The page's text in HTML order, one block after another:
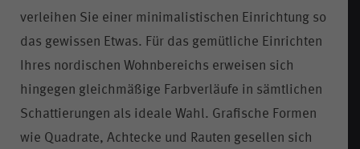
verleihen Sie einer minimalistischen Einrichtung so
das gewissen Etwas. Für das gemütliche Einrichten
Ihres nordischen Wohnbereichs erweisen sich
hingegen gleichmäßige Farbverläufe in sämtlichen
Schattierungen als ideale Wahl. Grafische Formen
wie Quadrate, Achtecke und Rauten gesellen sich